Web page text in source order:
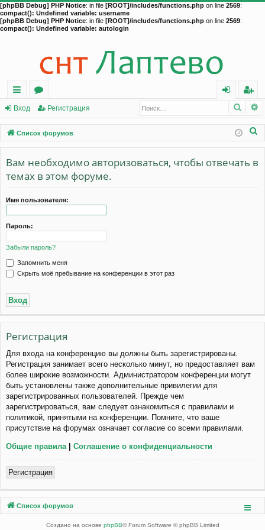
[phpBB Debug] PHP Notice: in file [ROOT]/includes/functions.php on line 2569:
compact(): Undefined variable: username
[phpBB Debug] PHP Notice: in file [ROOT]/includes/functions.php on line 2569:
compact(): Undefined variable: autologin
с
ы
лк
и
о
ру
м
ы
д
ег
ис
тр
ац
Вход Регистрация
Список форумов
Вам необходимо авторизоваться, чтобы отвечать в
темах в этом форуме.
Имя пользователя:
Пароль:
Забыли пароль?
Запомнить меня
Скрыть моё пребывание на конференции в этот раз
Регистрация
Для входа на конференцию вы должны быть зарегистрированы.
Регистрация занимает всего несколько минут, но предоставляет вам
более широкие возможности. Администратором конференции могут
быть установлены также дополнительные привилегии для
зарегистрированных пользователей. Прежде чем
зарегистрироваться, вам следует ознакомиться с правилами и
политикой, принятыми на конференции. Помните, что ваше
присутствие на форумах означает согласие со всеми правилами.
Общие правила | Соглашение о конфиденциальности
Регистрация
Список форумов
Создано на основе phpBB® Forum Software © phpBB Limited